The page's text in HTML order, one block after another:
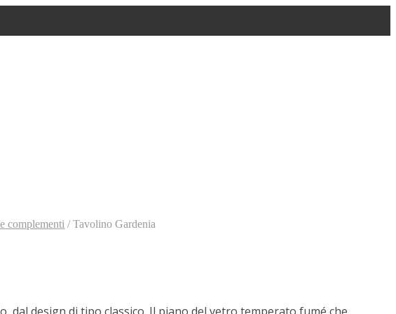
complementi /Tavolino Gardenia